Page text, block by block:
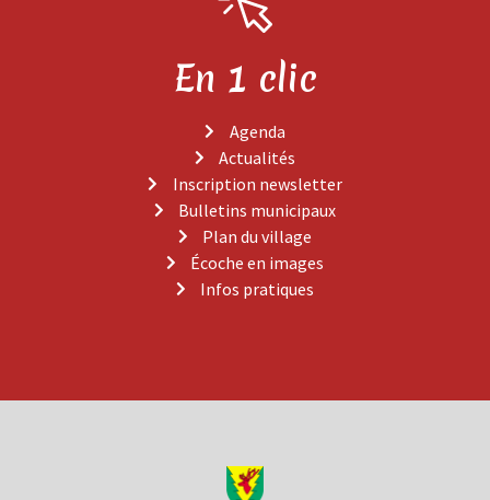
En 1 clic
Agenda
Actualités
Inscription newsletter
Bulletins municipaux
Plan du village
Écoche en images
Infos pratiques